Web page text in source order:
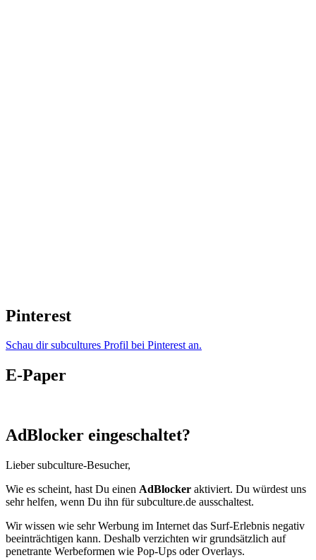
Pinterest
Schau dir subcultures Profil bei Pinterest an.
E-Paper
AdBlocker eingeschaltet?
Lieber subculture-Besucher,
Wie es scheint, hast Du einen AdBlocker aktiviert. Du würdest uns
sehr helfen, wenn Du ihn für subculture.de ausschaltest.
Wir wissen wie sehr Werbung im Internet das Surf-Erlebnis negativ
beeinträchtigen kann. Deshalb verzichten wir grundsätzlich auf
penetrante Werbeformen wie Pop-Ups oder Overlays.